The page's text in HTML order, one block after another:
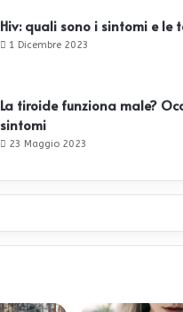
Hiv: quali sono i sintomi e le
1 Dicembre 2023
La tiroide funziona male?
sintomi
23 Maggio 2023